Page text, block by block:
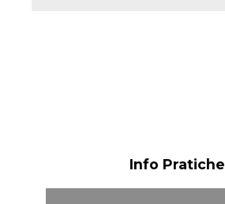
Info Pratiche